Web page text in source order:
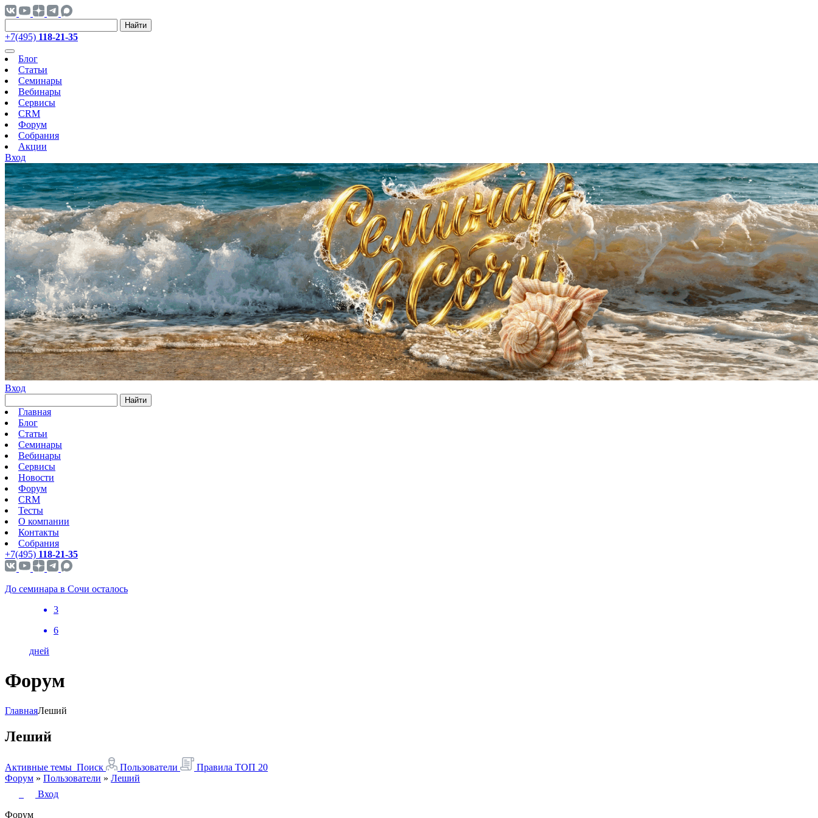
Найти
+7(495) 118-21-35
Блог
Статьи
Семинары
Вебинары
Сервисы
CRM
Форум
Собрания
Акции
Вход
Вход
Найти
Главная
Блог
Статьи
Семинары
Вебинары
Сервисы
Новости
Форум
CRM
Тесты
О компании
Контакты
Собрания
+7(495) 118-21-35
До семинара в Сочи осталось
3
6
дней
Форум
ГлавнаяЛеший
Леший
Активные темы Поиск Пользователи Правила ТОП 20
Форум » Пользователи » Леший
Вход
Форум